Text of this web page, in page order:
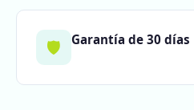
🛡️ Garantía de 30 días